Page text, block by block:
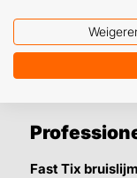
vullende lijm,
alternatief als
Fast Tix